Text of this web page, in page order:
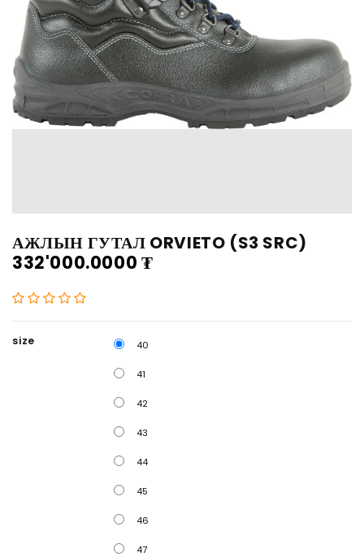
АЖЛЫН ГУТАЛ ORVIETO (S3 SRC)
332'000.0000 ₮
size 40
41
42
43
44
45
46
47